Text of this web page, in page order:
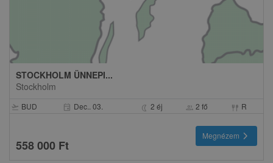
STOCKHOLM ÜNNEPI...
Stockholm
flight_takeoff BUD event Dec.. 03. nightlight 2 éj group 2 fő fork_spoon R
558 000 Ft
Megnézemchevron_right